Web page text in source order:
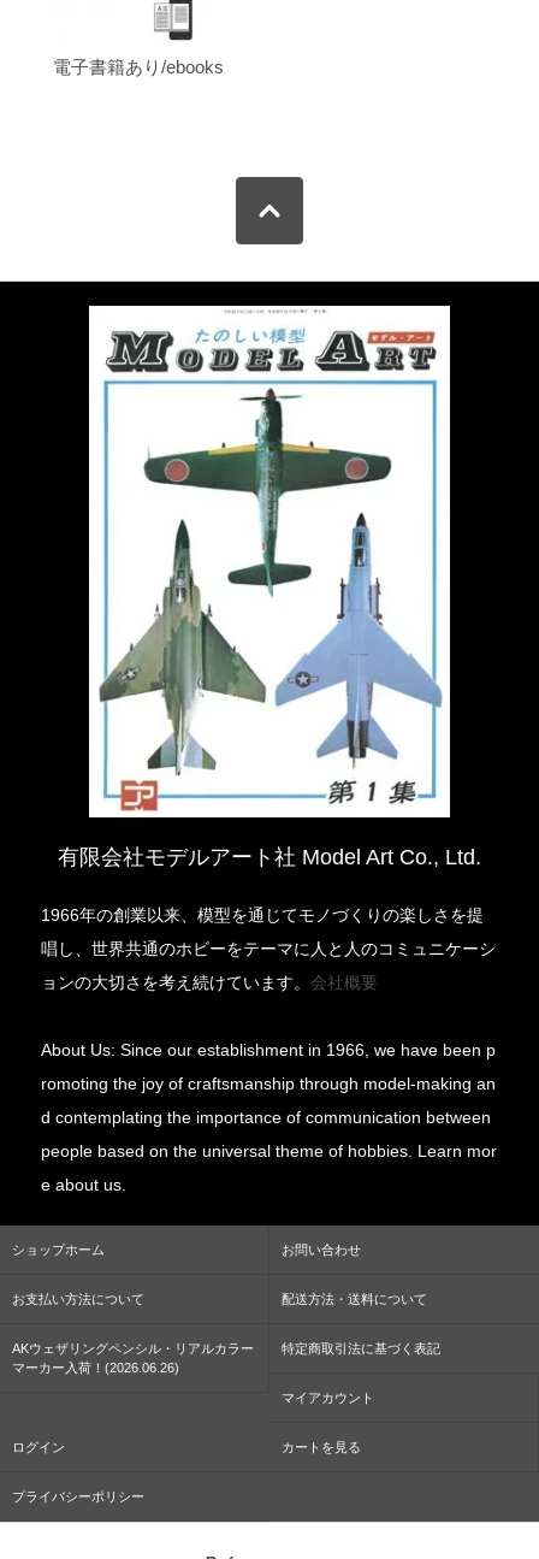
電子書籍あり/ebooks
有限会社モデルアート社 Model Art Co., Ltd.
1966年の創業以来、模型を通じてモノづくりの楽しさを提
唱し、世界共通のホビーをテーマに人と人のコミュニケーシ
ョンの大切さを考え続けています。会社概要
About Us: Since our establishment in 1966, we have been p
romoting the joy of craftsmanship through model-making an
d contemplating the importance of communication between
people based on the universal theme of hobbies. Learn mor
e about us.
ショップホーム お問い合わせ
お支払い方法について 配送方法・送料について
AKウェザリングペンシル・リアルカラー
マーカー入荷！(2026.06.26)
特定商取引法に基づく表記
マイアカウント
ログイン カートを見る
プライバシーポリシー